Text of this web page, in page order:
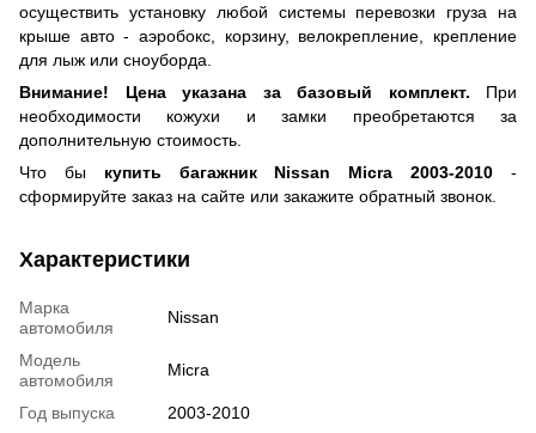
осуществить установку любой системы перевозки груза на
крыше авто - аэробокс, корзину, велокрепление, крепление
для лыж или сноуборда.
Внимание! Цена указана за базовый комплект. При
необходимости кожухи и замки преобретаются за
дополнительную стоимость.
Что бы купить багажник Nissan Micra 2003-2010-
сформируйте заказ на сайте или закажите обратный звонок.
Характеристики
Марка
автомобиля
Nissan
Модель
автомобиля
Micra
Год выпуска
2003-2010